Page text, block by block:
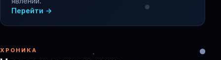
Перейти →
ХРОНИКА